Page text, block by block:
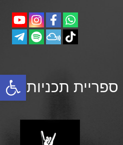
פתח סרגל נגישות ספריית תכניות